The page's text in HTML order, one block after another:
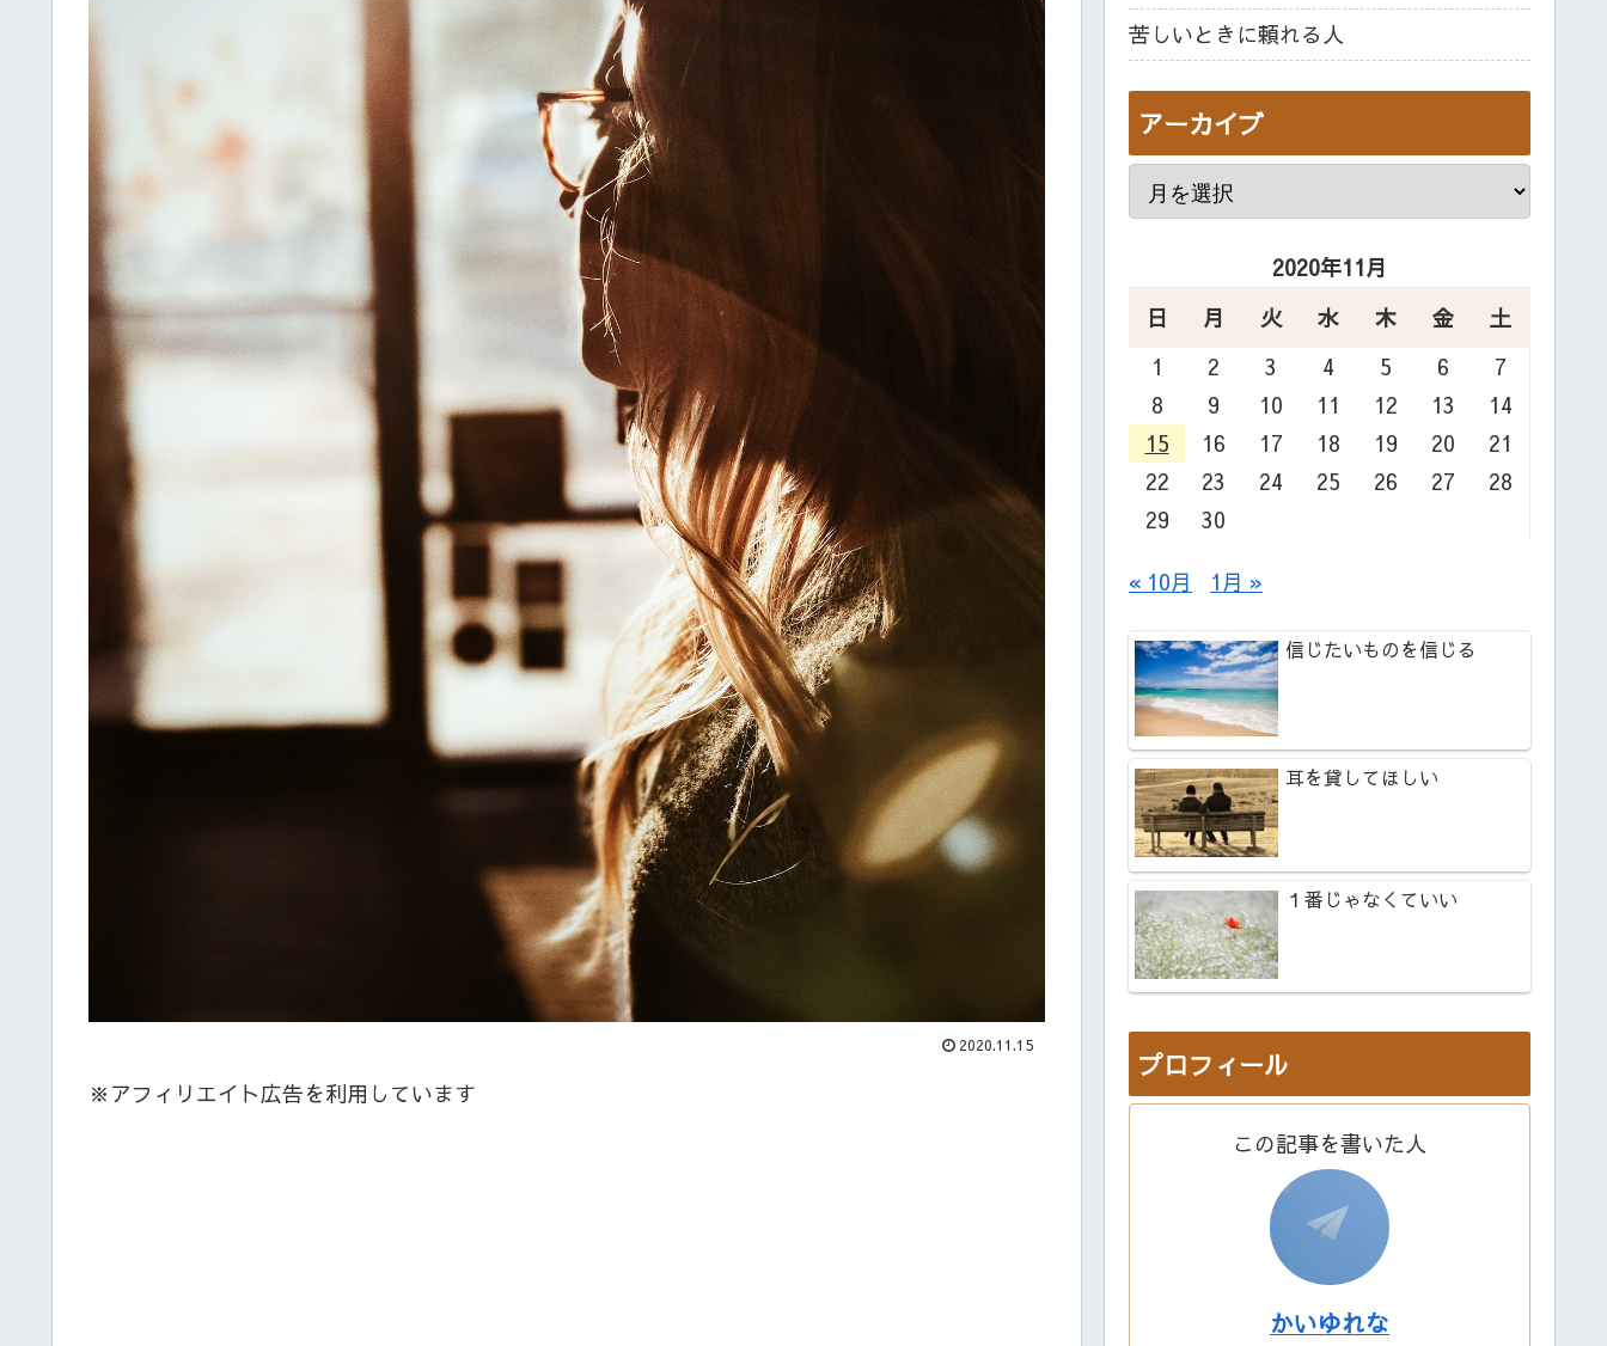
2020.11.15
※アフィリエイト広告を利用しています
苦しいときに頼れる人
アーカイブ
2020年11月
日
月 火 水 木 金
土
1
2 3 4 5 6
7
8
9 10 11 12 13
14
15
16 17 18 19 20
21
22
23 24 25 26 27
28
29
30
« 10月 1月 »
信じたいものを信じる
耳を貸してほしい
１番じゃなくていい
プロフィール
この記事を書いた人
かいゆれな